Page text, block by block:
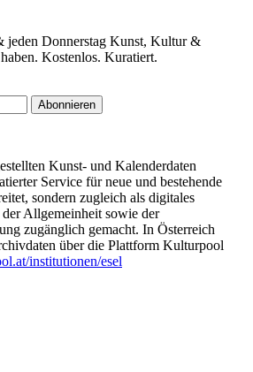
jeden Donnerstag Kunst, Kultur &
Kostenlos. Kuratiert.
Abonnieren
Kunst- und Kalenderdaten
Service für neue und bestehende
sondern zugleich als digitales
Allgemeinheit sowie der
zugänglich gemacht. In Österreich
über die Plattform Kulturpool
institutionen/esel